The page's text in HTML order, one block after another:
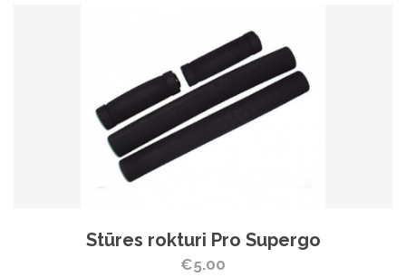
Stūres rokturi Pro Supergo
€5.00